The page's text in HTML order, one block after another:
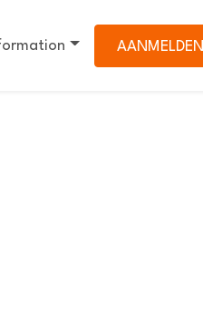
AANMELDEN